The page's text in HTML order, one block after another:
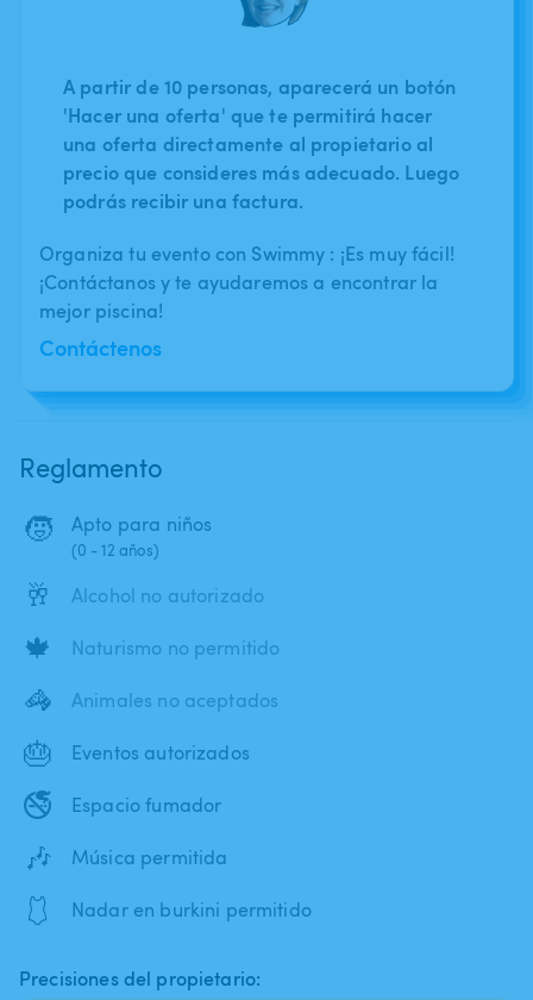
A partir de 10 personas, aparecerá un botón
'Hacer una oferta' que te permitirá hacer
una oferta directamente al propietario al
precio que consideres más adecuado. Luego
podrás recibir una factura.
Organiza tu evento con Swimmy : ¡Es muy fácil!
¡Contáctanos y te ayudaremos a encontrar la
mejor piscina!
Contáctenos
Reglamento
🧒 Apto para niños
(0 - 12 años)
🥂 Alcohol no autorizado
🍁 Naturismo no permitido
🦓 Animales no aceptados
🎂 Eventos autorizados
🚭 Espacio fumador
🎶 Música permitida
🩱 Nadar en burkini permitido
Precisiones del propietario: